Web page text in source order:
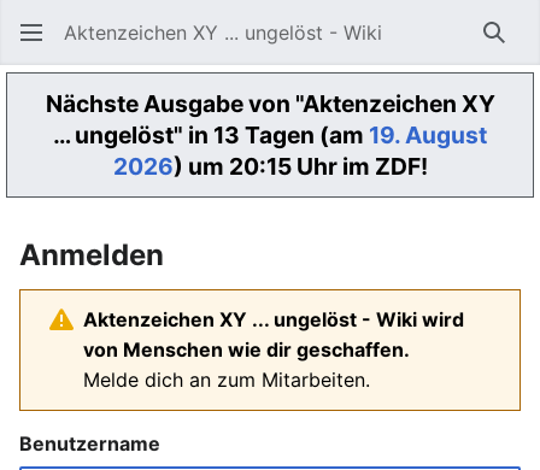
Aktenzeichen XY ... ungelöst - Wiki
Nächste Ausgabe von "Aktenzeichen XY
… ungelöst" in 13 Tagen (am 19. August
2026) um 20:15 Uhr im ZDF!
Anmelden
Aktenzeichen XY ... ungelöst - Wiki wird
von Menschen wie dir geschaffen.
Melde dich an zum Mitarbeiten.
Benutzername